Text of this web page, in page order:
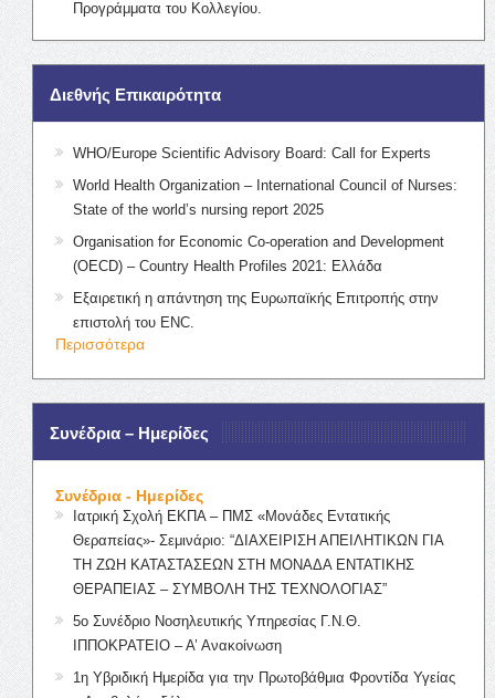
Προγράμματα του Κολλεγίου.
Διεθνής Επικαιρότητα
WHO/Europe Scientific Advisory Board: Call for Experts
World Health Organization – International Council of Nurses:
State of the world’s nursing report 2025
Organisation for Economic Co-operation and Development
(OECD) – Country Health Profiles 2021: Ελλάδα
Εξαιρετική η απάντηση της Ευρωπαϊκής Επιτροπής στην
επιστολή του ENC.
Περισσότερα
Συνέδρια – Ημερίδες
Συνέδρια - Ημερίδες
Ιατρική Σχολή ΕΚΠΑ – ΠΜΣ «Μονάδες Εντατικής
Θεραπείας»- Σεμινάριο: “ΔΙΑΧΕΙΡΙΣΗ ΑΠΕΙΛΗΤΙΚΩΝ ΓΙΑ
ΤΗ ΖΩΗ ΚΑΤΑΣΤΑΣΕΩΝ ΣΤΗ ΜΟΝΑΔΑ ΕΝΤΑΤΙΚΗΣ
ΘΕΡΑΠΕΙΑΣ – ΣΥΜΒΟΛΗ ΤΗΣ ΤΕΧΝΟΛΟΓΙΑΣ”
5ο Συνέδριο Νοσηλευτικής Υπηρεσίας Γ.Ν.Θ.
ΙΠΠΟΚΡΑΤΕΙΟ – Α’ Ανακοίνωση
1η Υβριδική Ημερίδα για την Πρωτοβάθμια Φροντίδα Υγείας